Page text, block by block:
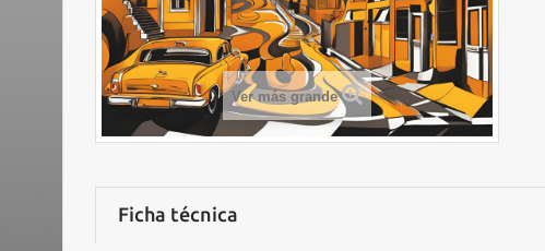
Ver más grande
Ficha técnica